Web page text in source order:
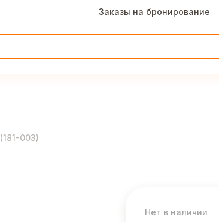
Заказы на бронирование
(181-003)
Нет в наличии